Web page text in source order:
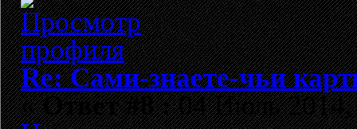
Re: Сами-знаете-чьи
«Ответ #8 :04 Июль 2014,